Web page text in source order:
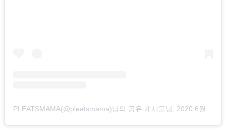
PLEATSMAMA(@pleatsmama)님의 공유 게시물님, 2020 6월 3 4:27오후 PDT